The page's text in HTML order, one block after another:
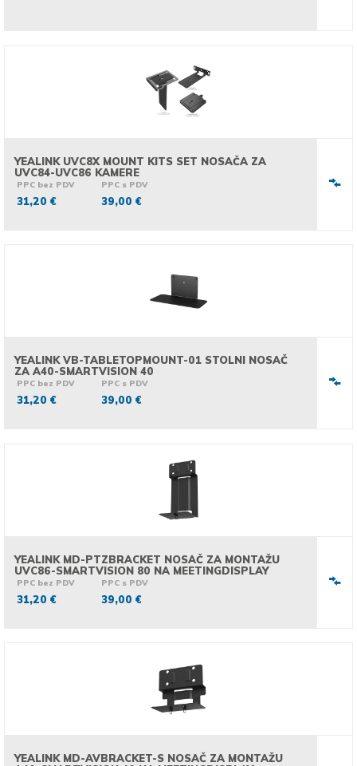
YEALINK UVC8X MOUNT KITS SET NOSAČA ZA
UVC84-UVC86 KAMERE
PPC bez PDV
31,20 €
PPC s PDV
39,00 €
YEALINK VB-TABLETOPMOUNT-01 STOLNI NOSAČ
ZA A40-SMARTVISION 40
PPC bez PDV
31,20 €
PPC s PDV
39,00 €
YEALINK MD-PTZBRACKET NOSAČ ZA MONTAŽU
UVC86-SMARTVISION 80 NA MEETINGDISPLAY
PPC bez PDV
31,20 €
PPC s PDV
39,00 €
YEALINK MD-AVBRACKET-S NOSAČ ZA MONTAŽU